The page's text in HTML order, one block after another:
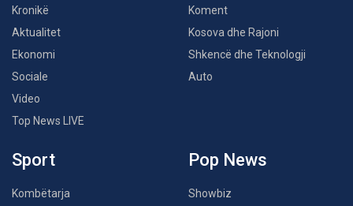
Kronikë
Aktualitet
Ekonomi
Sociale
Video
Top News LIVE
Koment
Kosova dhe Rajoni
Shkencë dhe Teknologji
Auto
Sport
Kombëtarja
Pop News
Showbiz